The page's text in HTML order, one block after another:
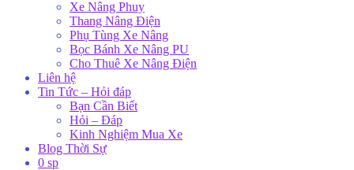
Xe Nâng Phuy
Thang Nâng Điện
Phụ Tùng Xe Nâng
Bọc Bánh Xe Nâng PU
Cho Thuê Xe Nâng Điện
Liên hệ
Tin Tức – Hỏi đáp
Bạn Cần Biết
Hỏi – Đáp
Kinh Nghiệm Mua Xe
Blog Thời Sự
0 sp